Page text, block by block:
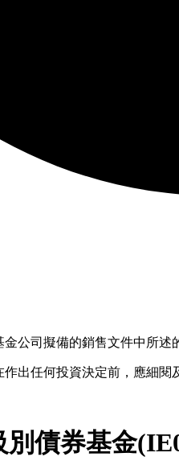
金公司擬備的銷售文件中所述
出任何投資決定前，應細閱
別債券基金(